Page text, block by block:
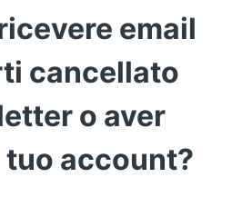
email
cancellato
o aver
account?